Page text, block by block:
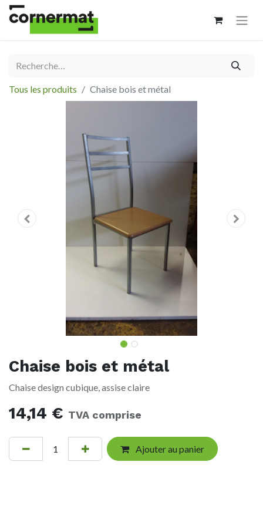
Tous les produits Chaise bois et métal
Chaise bois et métal
Chaise design cubique, assise claire
14,14 € TVA comprise
Ajouter au panier